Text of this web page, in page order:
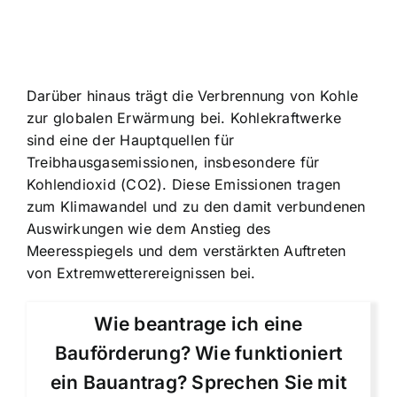
Darüber hinaus trägt die Verbrennung von Kohle
zur globalen Erwärmung bei. Kohlekraftwerke
sind eine der Hauptquellen für
Treibhausgasemissionen, insbesondere für
Kohlendioxid (CO2). Diese Emissionen tragen
zum Klimawandel und zu den damit verbundenen
Auswirkungen wie dem Anstieg des
Meeresspiegels und dem verstärkten Auftreten
von Extremwetterereignissen bei.
Wie beantrage ich eine
Bauförderung? Wie funktioniert
ein Bauantrag? Sprechen Sie mit